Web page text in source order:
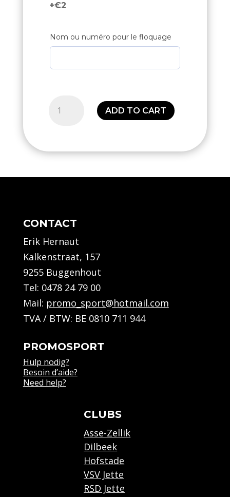
+€2
Nom ou numéro pour le floquage
ADD TO CART
CONTACT
Erik Hernaut
Kalkenstraat, 157
9255 Buggenhout
Tel: 0478 24 79 00
Mail: promo_sport@hotmail.com
TVA / BTW: BE 0810 711 944
PROMOSPORT
Hulp nodig?
Besoin d’aide?
Need help?
CLUBS
Asse-Zellik
Dilbeek
Hofstade
VSV Jette
RSD Jette